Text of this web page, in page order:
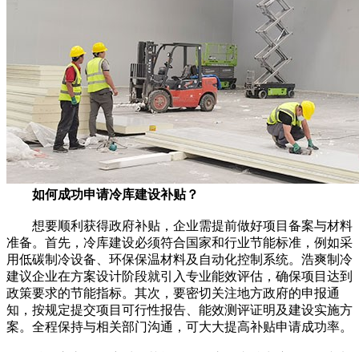
如何成功申请冷库建设补贴？
想要顺利获得政府补贴，企业需提前做好项目备案与材料
准备。首先，冷库建设必须符合国家和行业节能标准，例如采
用低碳制冷设备、环保保温材料及自动化控制系统。浩爽制冷
建议企业在方案设计阶段就引入专业能效评估，确保项目达到
政策要求的节能指标。其次，要密切关注地方政府的申报通
知，按规定提交项目可行性报告、能效测评证明及建设实施方
案。全程保持与相关部门沟通，可大大提高补贴申请成功率。